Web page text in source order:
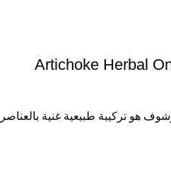
Artichoke Herbal
هو تركيبة طبيعية غنية بالعناصر